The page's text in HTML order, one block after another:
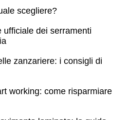
scegliere?
ufficiale dei serramenti
zanzariere: i consigli di
working: come risparmiare